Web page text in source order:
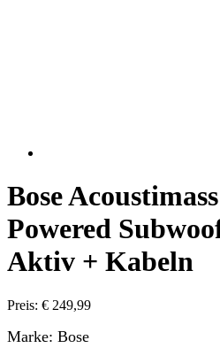
Bose
Powered
Aktiv + Kabeln
Preis: € 249,99
Marke: Bose